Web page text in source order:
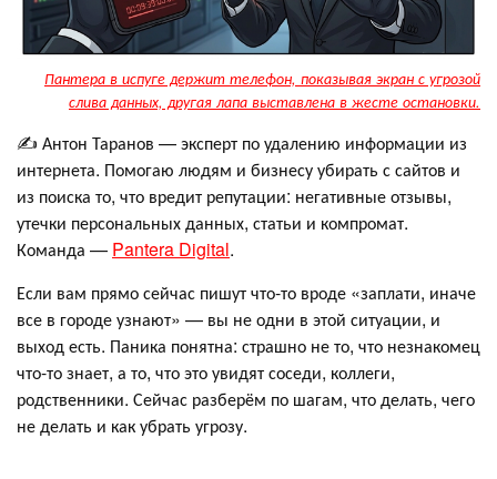
Пантера в испуге держит телефон, показывая экран с угрозой
слива данных, другая лапа выставлена в жесте остановки.
✍️ Антон Таранов — эксперт по удалению информации из
интернета. Помогаю людям и бизнесу убирать с сайтов и
из поиска то, что вредит репутации: негативные отзывы,
утечки персональных данных, статьи и компромат.
Команда — Pantera Digital.
Если вам прямо сейчас пишут что-то вроде «заплати, иначе
все в городе узнают» — вы не одни в этой ситуации, и
выход есть. Паника понятна: страшно не то, что незнакомец
что-то знает, а то, что это увидят соседи, коллеги,
родственники. Сейчас разберём по шагам, что делать, чего
не делать и как убрать угрозу.